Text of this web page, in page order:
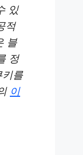
있
적
블
정
를
이